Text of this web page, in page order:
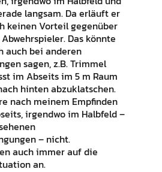
langsam. Da erläuft er
keinen Vorteil gegenüber
Das könnte
auch bei anderen
sagen, z.B. Trimmel
im Abseits im 5 m Raum
hinten abzuklatschen.
nach meinem Empfinden
irgendwo im Halbfeld –
– nicht.
auch immer auf die
an.